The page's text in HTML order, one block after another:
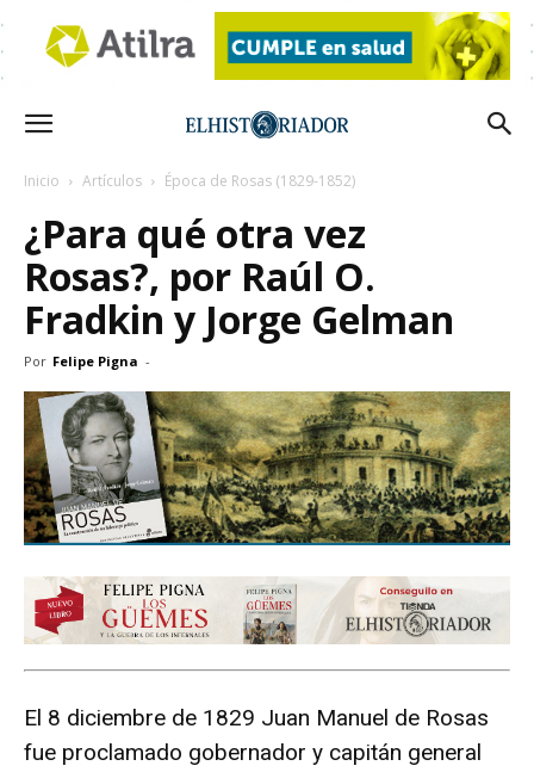
Inicio Artículos Época de Rosas (1829-1852)
¿Para qué otra vez
Rosas?, por Raúl O.
Fradkin y Jorge Gelman
Por Felipe Pigna -
El 8 diciembre de 1829 Juan Manuel de Rosas
fue proclamado gobernador y capitán general